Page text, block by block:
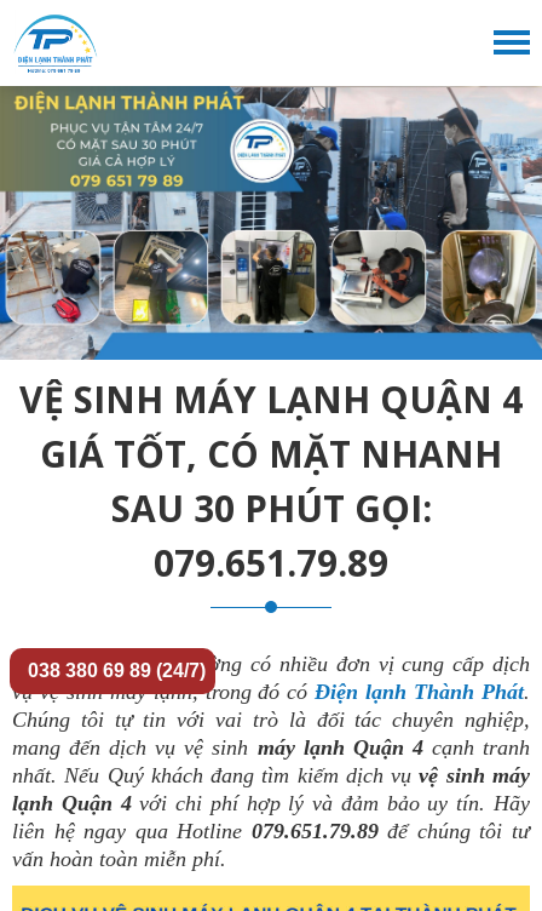
VỆ SINH MÁY LẠNH QUẬN 4
GIÁ TỐT, CÓ MẶT NHANH
SAU 30 PHÚT GỌI:
079.651.79.89
Hiện nay, trên thị trường có nhiều đơn vị cung cấp dịch
vụ vệ sinh máy lạnh, trong đó cóĐiện lạnh Thành Phát.
Chúng tôi tự tin với vai trò là đối tác chuyên nghiệp,
mang đến dịch vụ vệ sinh máy lạnh Quận 4cạnh tranh
nhất. Nếu Quý khách đang tìm kiếm dịch vụvệ sinh máy
lạnh Quận 4với chi phí hợp lý và đảm bảo uy tín. Hãy
liên hệ ngay qua Hotline 079.651.79.89để chúng tôi tư
vấn hoàn toàn miễn phí.
038 380 69 89 (24/7)